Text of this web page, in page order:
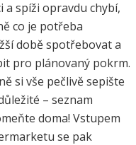
a spíži opravdu chybí,
co je potřeba
době spotřebovat a
pro plánovaný pokrm.
si vše pečlivě sepište
– seznam
doma! Vstupem
se pak